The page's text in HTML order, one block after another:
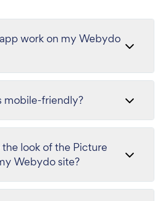
work on my Webydo
mobile-friendly?
look of the Picture
Webydo site?